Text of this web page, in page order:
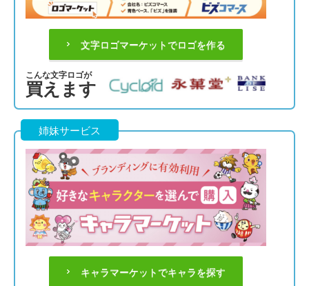
文字ロゴマーケットでロゴを作る
こんな文字ロゴが
買えます
姉妹サービス
キャラマーケットでキャラを探す